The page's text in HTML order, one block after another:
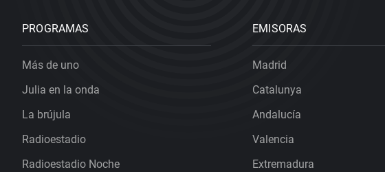
PROGRAMAS
Más de uno
Julia en la onda
La brújula
Radioestadio
Radioestadio Noche
EMISORAS
Madrid
Catalunya
Andalucía
Valencia
Extremadura